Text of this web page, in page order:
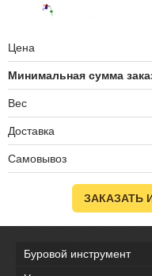
Цена
Минимальная сумма
Вес
Доставка
Самовывоз
ЗАКАЗАТЬ
Буровой инструмент